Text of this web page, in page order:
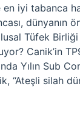
en iyi tabanca
Tüfek Birliği
Canik’in
Yılın Sub
silah